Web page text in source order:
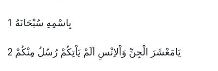
بِاسْمِهِ سُبْحَانَهُ 1
يَامَعْشَرَ الْجِنِّ وَاْلاِنْسِ اَلَمْ يَاْتِكُمْ رُسُلٌ مِنْكُمْ 2